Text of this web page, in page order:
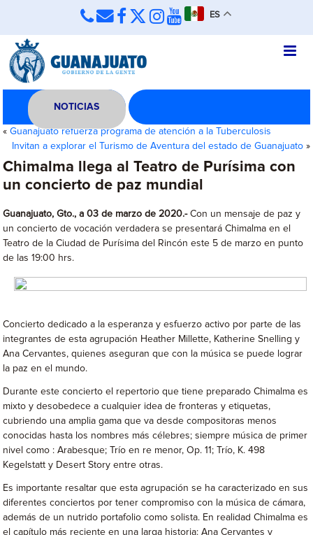
ES
NOTICIAS
«Guanajuato refuerza programa de atención a la Tuberculosis
Invitan a explorar el Turismo de Aventura del estado de Guanajuato»
Chimalma llega al Teatro de Purísima con
un concierto de paz mundial
Guanajuato, Gto., a 03 de marzo de 2020.-Con un mensaje de paz y
un concierto de vocación verdadera se presentará Chimalma en el
Teatro de la Ciudad de Purísima del Rincón este 5 de marzo en punto
de las 19:00 hrs.
Concierto dedicado a la esperanza y esfuerzo activo por parte de las
integrantes de esta agrupación Heather Millette, Katherine Snelling y
Ana Cervantes, quienes aseguran que con la música se puede lograr
la paz en el mundo.
Durante este concierto el repertorio que tiene preparado Chimalma es
mixto y desobedece a cualquier idea de fronteras y etiquetas,
cubriendo una amplia gama que va desde compositoras menos
conocidas hasta los nombres más célebres; siempre música de primer
nivel como : Arabesque; Trío en re menor, Op. 11; Trío, K. 498
Kegelstatt y Desert Story entre otras.
Es importante resaltar que esta agrupación se ha caracterizado en sus
diferentes conciertos por tener compromiso con la música de cámara,
además de un nutrido portafolio como solista. En realidad Chimalma es
el capítulo más reciente en una larga historia: Ana Cervantes y